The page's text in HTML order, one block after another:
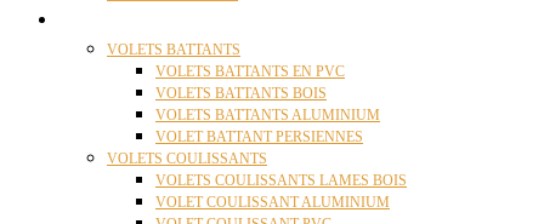
VOLETS BATTANTS
VOLETS BATTANTS EN PVC
VOLETS BATTANTS BOIS
VOLETS BATTANTS ALUMINIUM
VOLET BATTANT PERSIENNES
VOLETS COULISSANTS
VOLETS COULISSANTS LAMES BOIS
VOLET COULISSANT ALUMINIUM